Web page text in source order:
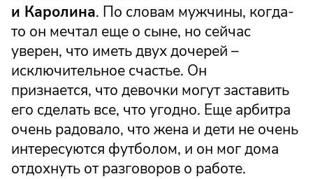
и Каролина. По словам мужчины, когда-
то он мечтал еще о сыне, но сейчас
уверен, что иметь двух дочерей –
исключительное счастье. Он
признается, что девочки могут заставить
его сделать все, что угодно. Еще арбитра
очень радовало, что жена и дети не очень
интересуются футболом, и он мог дома
отдохнуть от разговоров о работе.